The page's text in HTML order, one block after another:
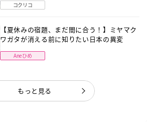
コクリコ
【夏休みの宿題、まだ間に合う！】ミヤマク
ワガタが消える前に知りたい日本の異変
Aneひめ
もっと見る